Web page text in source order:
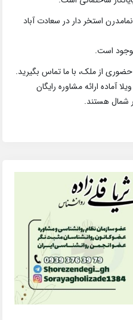
استخر دار در سعادت آباد
است.
از ملک، با ما تماس بگیرید.
آماده ارائه مشاوره رایگان
شمال هستند.